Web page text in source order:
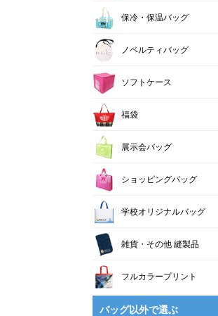
保冷・保温バッグ
ノベルティバッグ
ソフトケース
福袋
展示会バッグ
ショッピングバッグ
学校オリジナルバッグ
雑貨・その他 縫製品
フルカラープリント
バッグ以外で選ぶ